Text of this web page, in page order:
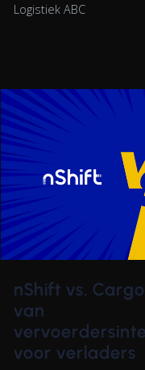
Logistiek ABC
nShift vs.
van
voor verladers